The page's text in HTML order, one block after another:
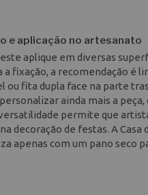
e aplicação no artesanato
aplique em diversas
a fixação, a recomendação é
ou fita dupla face na parte
ainda mais a
permite que
decoração de festas. A
apenas com um pano seco